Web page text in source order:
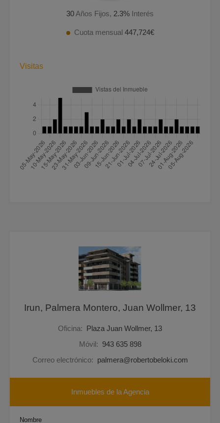
30Años Fijos, 2.3% Interés
Cuota mensual 447,724€
Visitas
Irun, Palmera Montero, Juan Wollmer, 13
Oficina: Plaza Juan Wollmer, 13
Móvil: 943 635 898
Correo electrónico: palmera@robertobeloki.com
Inmuebles de la Agencia
Nombre